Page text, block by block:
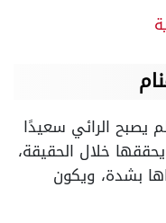
يصبح الرائي سعيدًا
خلال الحقيقة،
بشدة، ويكون